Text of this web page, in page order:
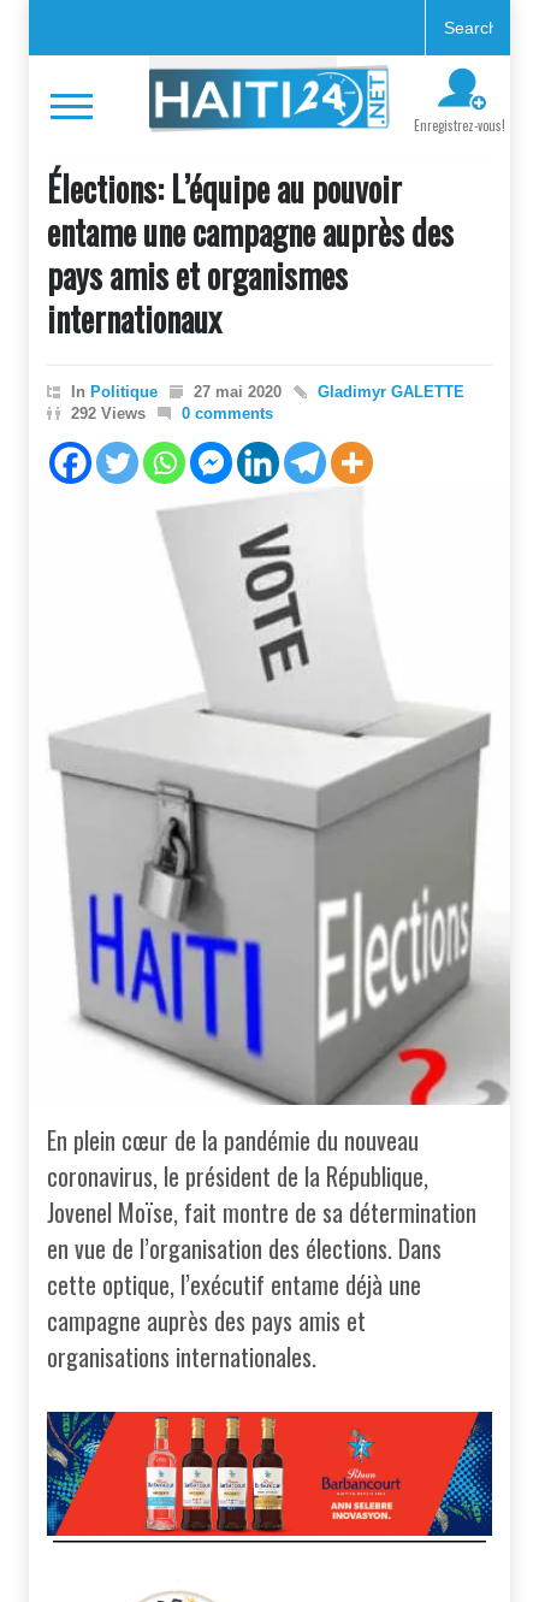
Enregistrez-vous!
Élections: L’équipe au pouvoir
entame une campagne auprès des
pays amis et organismes
internationaux
In Politique 27 mai 2020
Gladimyr GALETTE
292 Views
0 comments
En plein cœur de la pandémie du nouveau
coronavirus, le président de la République,
Jovenel Moïse, fait montre de sa détermination
en vue de l’organisation des élections. Dans
cette optique, l’exécutif entame déjà une
campagne auprès des pays amis et
organisations internationales.